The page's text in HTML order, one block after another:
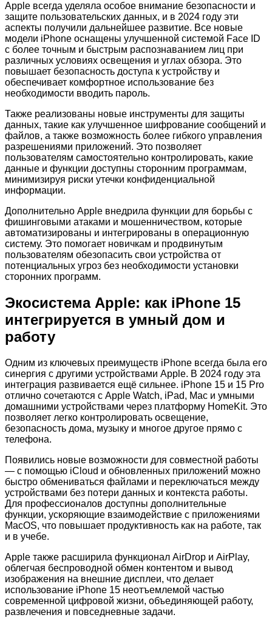
Apple всегда уделяла особое внимание безопасности и
защите пользовательских данных, и в 2024 году эти
аспекты получили дальнейшее развитие. Все новые
модели iPhone оснащены улучшенной системой Face ID
с более точным и быстрым распознаванием лиц при
различных условиях освещения и углах обзора. Это
повышает безопасность доступа к устройству и
обеспечивает комфортное использование без
необходимости вводить пароль.
Также реализованы новые инструменты для защиты
данных, такие как улучшенное шифрование сообщений и
файлов, а также возможность более гибкого управления
разрешениями приложений. Это позволяет
пользователям самостоятельно контролировать, какие
данные и функции доступны сторонним программам,
минимизируя риски утечки конфиденциальной
информации.
Дополнительно Apple внедрила функции для борьбы с
фишинговыми атаками и мошенничеством, которые
автоматизированы и интегрированы в операционную
систему. Это помогает новичкам и продвинутым
пользователям обезопасить свои устройства от
потенциальных угроз без необходимости установки
сторонних программ.
Экосистема Apple: как iPhone 15
интегрируется в умный дом и
работу
Одним из ключевых преимуществ iPhone всегда была его
синергия с другими устройствами Apple. В 2024 году эта
интеграция развивается ещё сильнее. iPhone 15 и 15 Pro
отлично сочетаются с Apple Watch, iPad, Mac и умными
домашними устройствами через платформу HomeKit. Это
позволяет легко контролировать освещение,
безопасность дома, музыку и многое другое прямо с
телефона.
Появились новые возможности для совместной работы
— с помощью iCloud и обновленных приложений можно
быстро обмениваться файлами и переключаться между
устройствами без потери данных и контекста работы.
Для профессионалов доступны дополнительные
функции, ускоряющие взаимодействие с приложениями
MacOS, что повышает продуктивность как на работе, так
и в учебе.
Apple также расширила функционал AirDrop и AirPlay,
облегчая беспроводной обмен контентом и вывод
изображения на внешние дисплеи, что делает
использование iPhone 15 неотъемлемой частью
современной цифровой жизни, объединяющей работу,
развлечения и повседневные задачи.